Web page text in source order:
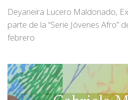
Deyaneira Lucero Maldonado,
parte de la “Serie Jóvenes Afro”
febrero